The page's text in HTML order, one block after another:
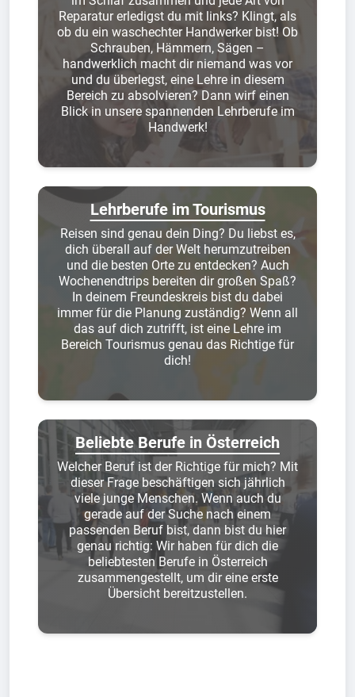
Reparatur erledigst du mit links? Klingt, als
ob du ein waschechter Handwerker bist! Ob
Schrauben, Hämmern, Sägen –
handwerklich macht dir niemand was vor
und du überlegst, eine Lehre in diesem
Bereich zu absolvieren? Dann wirf einen
Blick in unsere spannenden Lehrberufe im
Handwerk!
Lehrberufe im Tourismus
Reisen sind genau dein Ding? Du liebst es,
dich überall auf der Welt herumzutreiben
und die besten Orte zu entdecken? Auch
Wochenendtrips bereiten dir großen Spaß?
In deinem Freundeskreis bist du dabei
immer für die Planung zuständig? Wenn all
das auf dich zutrifft, ist eine Lehre im
Bereich Tourismus genau das Richtige für
dich!
Beliebte Berufe in Österreich
Welcher Beruf ist der Richtige für mich? Mit
dieser Frage beschäftigen sich jährlich
viele junge Menschen. Wenn auch du
gerade auf der Suche nach einem
passenden Beruf bist, dann bist du hier
genau richtig: Wir haben für dich die
beliebtesten Berufe in Österreich
zusammengestellt, um dir eine erste
Übersicht bereitzustellen.